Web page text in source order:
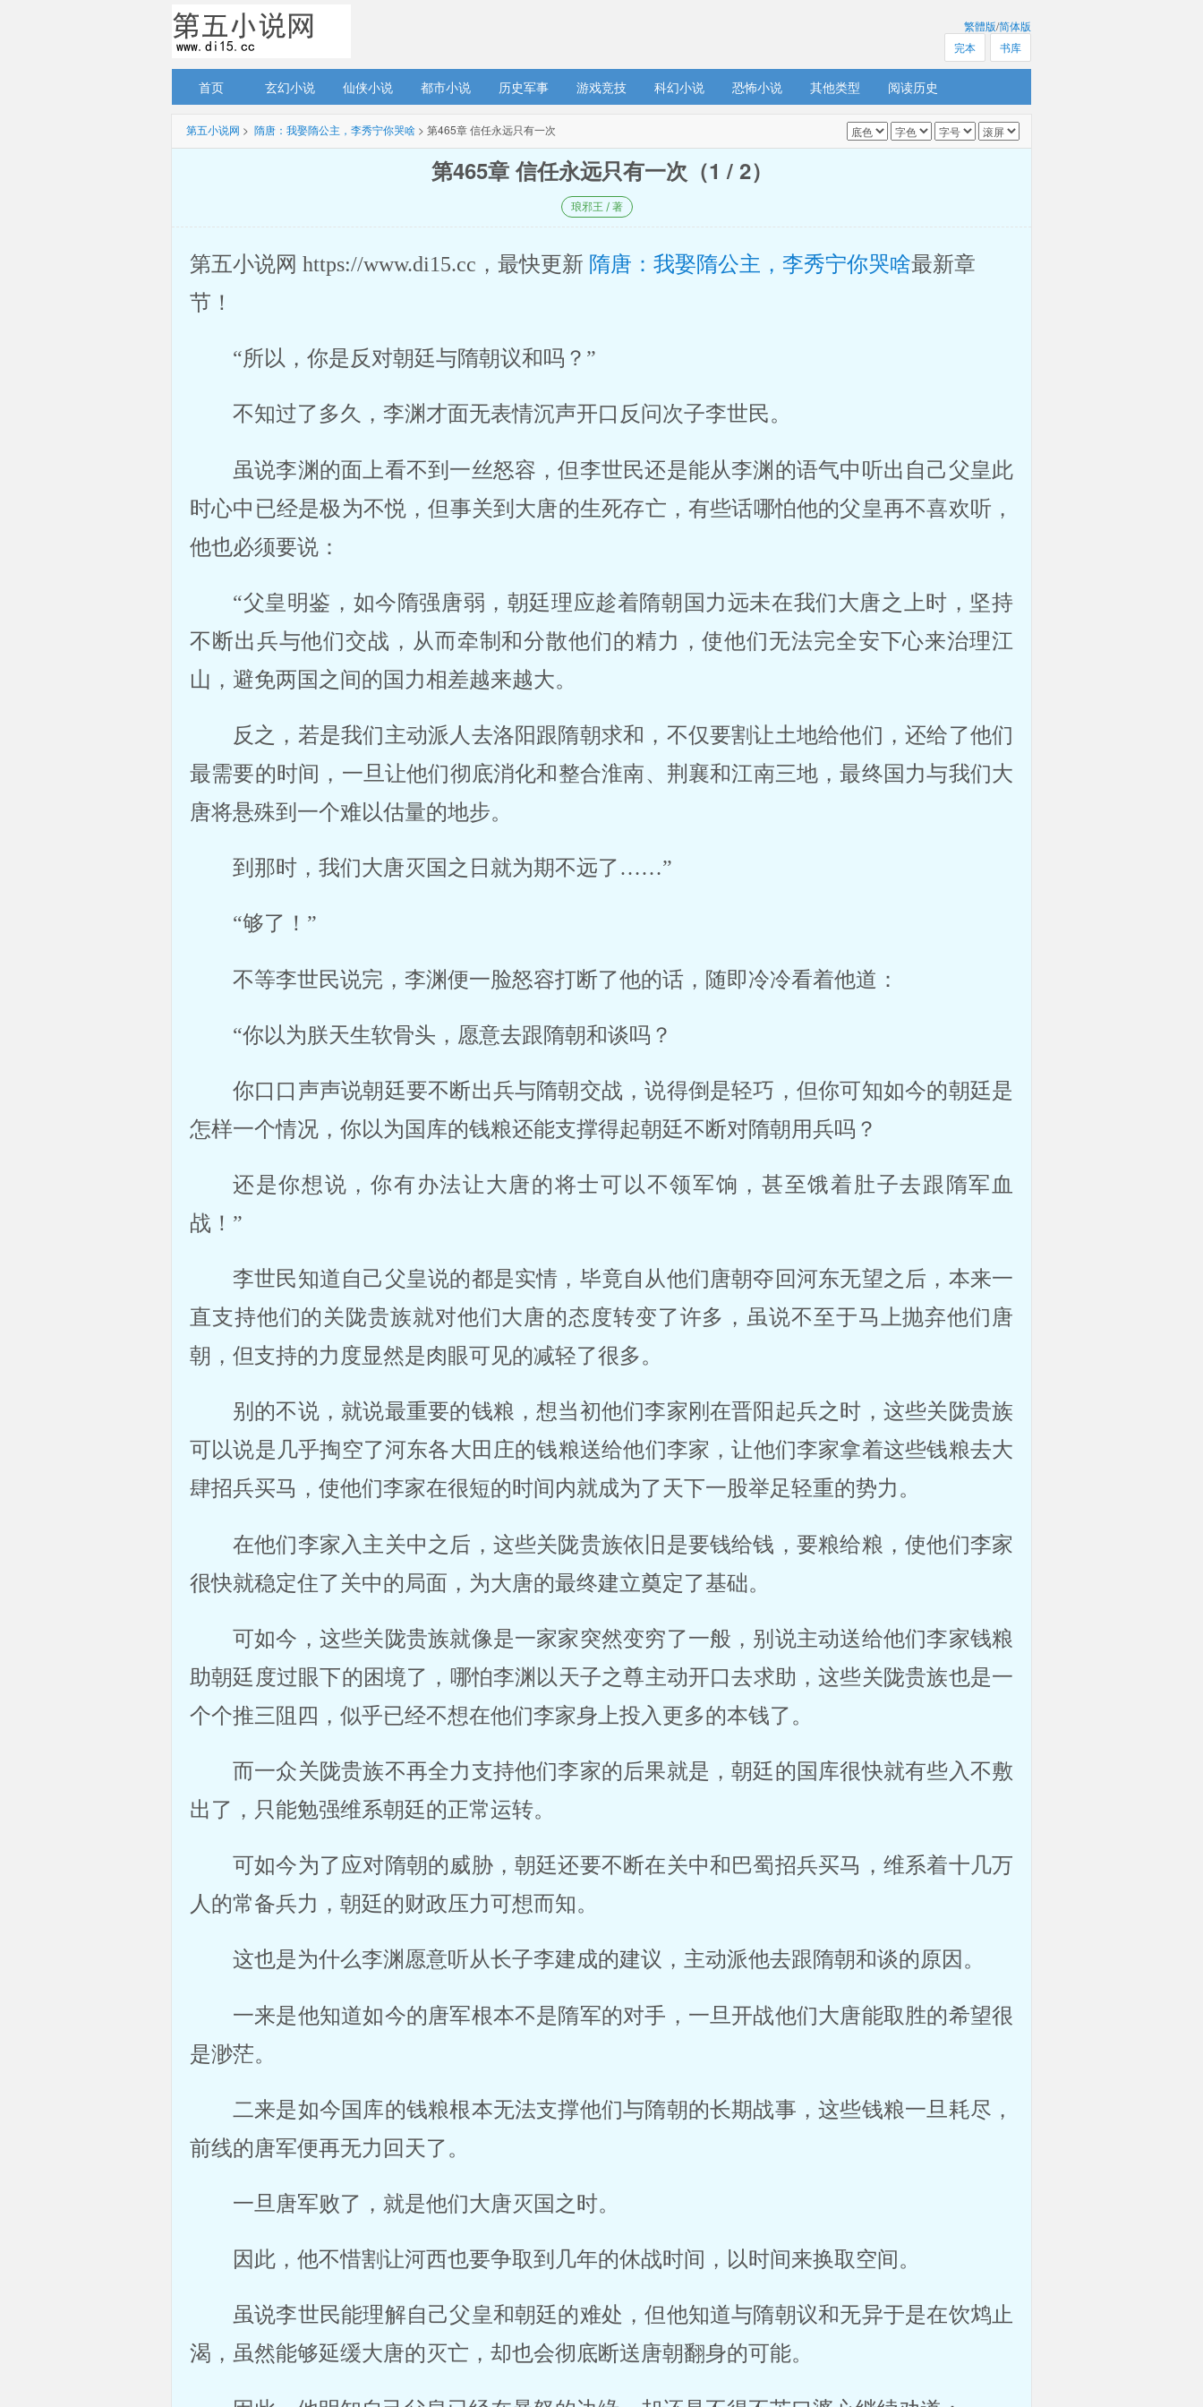
繁體版/简体版
书库
完本
首页 玄幻小说 仙侠小说 都市小说 历史军事 游戏竞技 科幻小说 恐怖小说 其他类型 阅读历史
第五小说网 > 隋唐：我娶隋公主，李秀宁你哭啥 > 第465章 信任永远只有一次
第465章 信任永远只有一次（1 / 2）
琅邪王 / 著
第五小说网 https://www.di15.cc，最快更新 隋唐：我娶隋公主，李秀宁你哭啥最新章
节！
“所以，你是反对朝廷与隋朝议和吗？”
不知过了多久，李渊才面无表情沉声开口反问次子李世民。
虽说李渊的面上看不到一丝怒容，但李世民还是能从李渊的语气中听出自己父皇此
时心中已经是极为不悦，但事关到大唐的生死存亡，有些话哪怕他的父皇再不喜欢听，
他也必须要说：
“父皇明鉴，如今隋强唐弱，朝廷理应趁着隋朝国力远未在我们大唐之上时，坚持
不断出兵与他们交战，从而牵制和分散他们的精力，使他们无法完全安下心来治理江
山，避免两国之间的国力相差越来越大。
反之，若是我们主动派人去洛阳跟隋朝求和，不仅要割让土地给他们，还给了他们
最需要的时间，一旦让他们彻底消化和整合淮南、荆襄和江南三地，最终国力与我们大
唐将悬殊到一个难以估量的地步。
到那时，我们大唐灭国之日就为期不远了……”
“够了！”
不等李世民说完，李渊便一脸怒容打断了他的话，随即冷冷看着他道：
“你以为朕天生软骨头，愿意去跟隋朝和谈吗？
你口口声声说朝廷要不断出兵与隋朝交战，说得倒是轻巧，但你可知如今的朝廷是
怎样一个情况，你以为国库的钱粮还能支撑得起朝廷不断对隋朝用兵吗？
还是你想说，你有办法让大唐的将士可以不领军饷，甚至饿着肚子去跟隋军血
战！”
李世民知道自己父皇说的都是实情，毕竟自从他们唐朝夺回河东无望之后，本来一
直支持他们的关陇贵族就对他们大唐的态度转变了许多，虽说不至于马上抛弃他们唐
朝，但支持的力度显然是肉眼可见的减轻了很多。
别的不说，就说最重要的钱粮，想当初他们李家刚在晋阳起兵之时，这些关陇贵族
可以说是几乎掏空了河东各大田庄的钱粮送给他们李家，让他们李家拿着这些钱粮去大
肆招兵买马，使他们李家在很短的时间内就成为了天下一股举足轻重的势力。
在他们李家入主关中之后，这些关陇贵族依旧是要钱给钱，要粮给粮，使他们李家
很快就稳定住了关中的局面，为大唐的最终建立奠定了基础。
可如今，这些关陇贵族就像是一家家突然变穷了一般，别说主动送给他们李家钱粮
助朝廷度过眼下的困境了，哪怕李渊以天子之尊主动开口去求助，这些关陇贵族也是一
个个推三阻四，似乎已经不想在他们李家身上投入更多的本钱了。
而一众关陇贵族不再全力支持他们李家的后果就是，朝廷的国库很快就有些入不敷
出了，只能勉强维系朝廷的正常运转。
可如今为了应对隋朝的威胁，朝廷还要不断在关中和巴蜀招兵买马，维系着十几万
人的常备兵力，朝廷的财政压力可想而知。
这也是为什么李渊愿意听从长子李建成的建议，主动派他去跟隋朝和谈的原因。
一来是他知道如今的唐军根本不是隋军的对手，一旦开战他们大唐能取胜的希望很
是渺茫。
二来是如今国库的钱粮根本无法支撑他们与隋朝的长期战事，这些钱粮一旦耗尽，
前线的唐军便再无力回天了。
一旦唐军败了，就是他们大唐灭国之时。
因此，他不惜割让河西也要争取到几年的休战时间，以时间来换取空间。
虽说李世民能理解自己父皇和朝廷的难处，但他知道与隋朝议和无异于是在饮鸩止
渴，虽然能够延缓大唐的灭亡，却也会彻底断送唐朝翻身的可能。